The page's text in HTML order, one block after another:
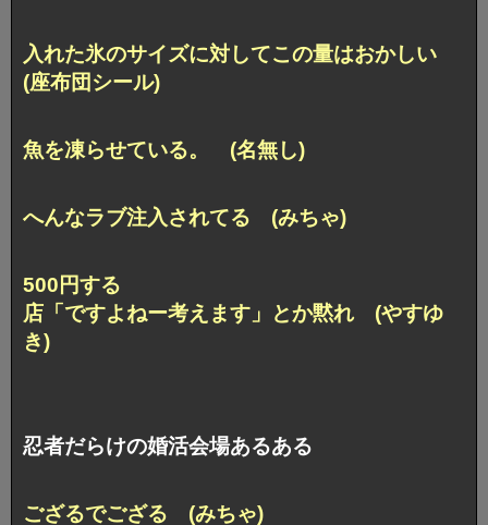
入れた氷のサイズに対してこの量はおかしい
(座布団シール)
魚を凍らせている。 (名無し)
へんなラブ注入されてる (みちゃ)
500円する
店「ですよねー考えます」とか黙れ (やすゆ
き)
忍者だらけの婚活会場あるある
ござるでござる (みちゃ)